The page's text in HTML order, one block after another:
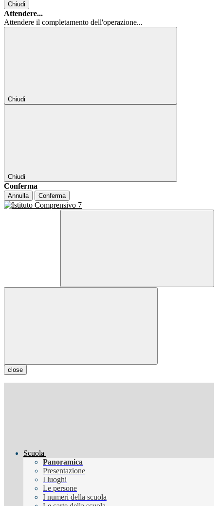
Chiudi
Attendere...
Attendere il completamento dell'operazione...
Chiudi
Chiudi
Conferma
Annulla Conferma
close
Scuola
Panoramica
Presentazione
I luoghi
Le persone
I numeri della scuola